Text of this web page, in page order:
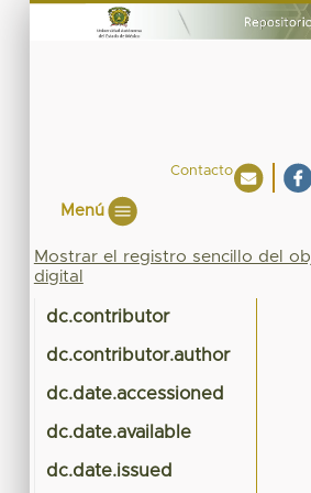
Contacto
Menú
Mostrar el registro sencillo del
digital
dc.contributor
dc.contributor.author
dc.date.accessioned
dc.date.available
dc.date.issued